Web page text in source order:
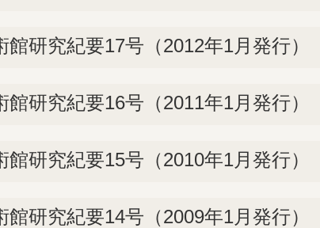
館研究紀要17号（2012年1月発行）
館研究紀要16号（2011年1月発行）
館研究紀要15号（2010年1月発行）
館研究紀要14号（2009年1月発行）